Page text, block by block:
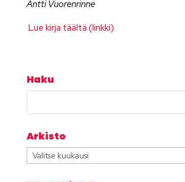
Antti Vuorenrinne
Lue kirja täältä (linkki).
Haku
Arkisto
Arkisto